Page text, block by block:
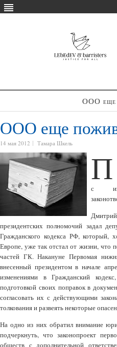
ООО еще
ООО еще
14 мая 2012 Тамара Шкель
П
с
президентских полномочий задал
Гражданского кодекса РФ, который,
Европе, уже так отстал от жизни, что
частей ГК. Накануне Первомая
внесенный президентом в начале
изменениями в Гражданский
подготовкой своих поправок в
согласовать их с действующими
толкования и развеять некоторые
На одно из них обратил внимание
подчеркнуть, что законопроект
обществ с дополнительной